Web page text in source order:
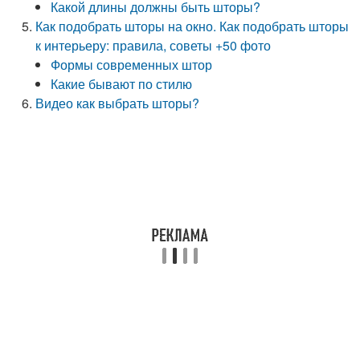
Какой длины должны быть шторы?
Как подобрать шторы на окно. Как подобрать шторы
к интерьеру: правила, советы +50 фото
Формы современных штор
Какие бывают по стилю
Видео как выбрать шторы?